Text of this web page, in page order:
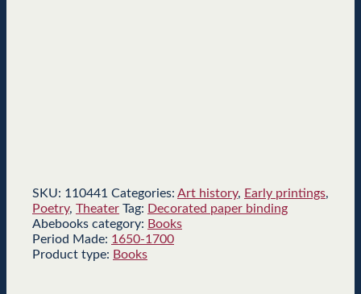
SKU: 110441 Categories: Art history, Early printings,
Poetry, Theater Tag: Decorated paper binding
Abebooks category: Books
Period Made: 1650-1700
Product type: Books